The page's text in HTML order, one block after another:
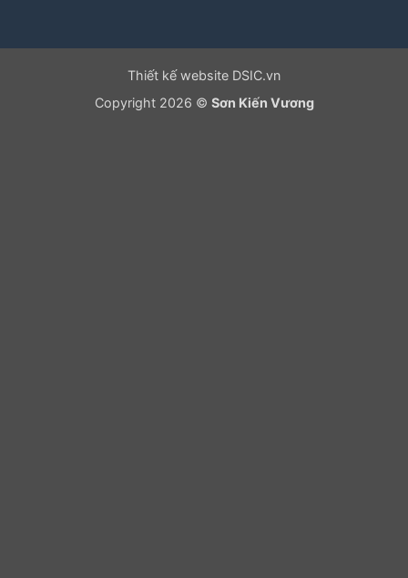
Thiết kế website DSIC.vn
Copyright 2026 © Sơn Kiến Vương